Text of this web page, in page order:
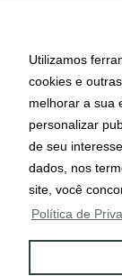
Utilizamos
cookies e
melhorar a sua
personalizar
de seu
dados, nos
site, você
Política de